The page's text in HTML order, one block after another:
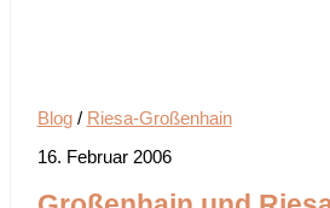
Blog/ Riesa-Großenhain
16. Februar 2006